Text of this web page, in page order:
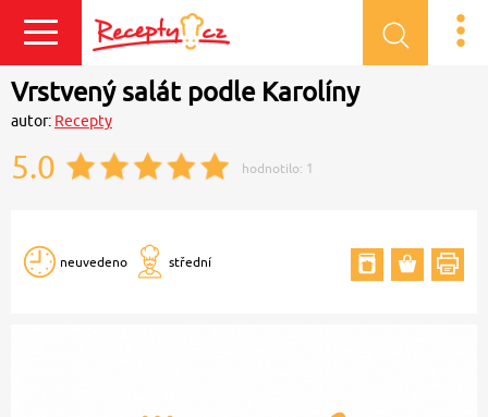
Přihlásit se
Vrstvený salát podle Karolíny
autor: Recepty
5.0 hodnotilo: 1
neuvedeno střední